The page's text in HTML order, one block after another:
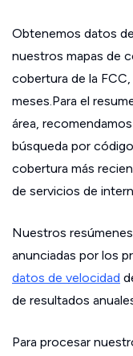
Obtenemos datos
nuestros mapas de
cobertura de la
meses.Para el
área,
búsqueda por
cobertura más
de servicios de
Nuestros
anunciadas por los
datos de velocidad
de resultados
Para procesar